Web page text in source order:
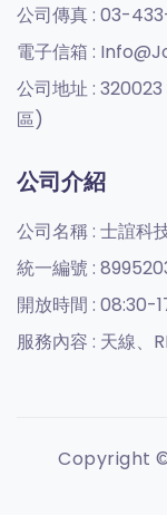
公司傳真 : 03-
電子信箱 :
公司地址 : 320023
區)
公司介紹
公司名稱 : 士誼科
統一編號 :
開放時間 : 08:30-
服務內容 : 天線、
Copyright